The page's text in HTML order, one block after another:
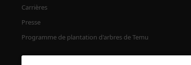
Carrières
Presse
Programme de plantation d'arbres de Temu